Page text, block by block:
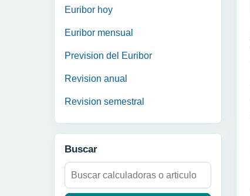
Euribor hoy
Euribor mensual
Prevision del Euribor
Revision anual
Revision semestral
Buscar
Buscar: